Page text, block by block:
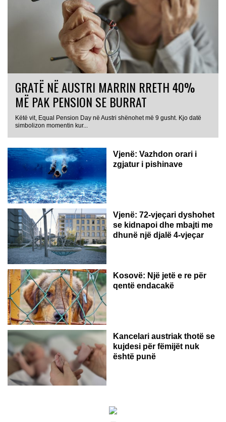
GRATË NË AUSTRI MARRIN RRETH 40%
MË PAK PENSION SE BURRAT
Këtë vit, Equal Pension Day në Austri shënohet më 9 gusht. Kjo datë
simbolizon momentin kur...
Vjenë: Vazhdon orari i
zgjatur i pishinave
Vjenë: 72-vjeçari dyshohet
se kidnapoi dhe mbajti me
dhunë një djalë 4-vjeçar
Kosovë: Një jetë e re për
qentë endacakë
Kancelari austriak thotë se
kujdesi për fëmijët nuk
është punë